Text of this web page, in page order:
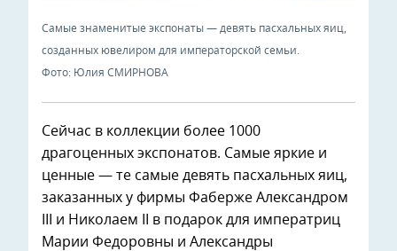
Самые знаменитые экспонаты — девять пасхальных яиц,
созданных ювелиром для императорской семьи.
Фото: Юлия СМИРНОВА
Сейчас в коллекции более 1000
драгоценных экспонатов. Самые яркие и
ценные — те самые девять пасхальных яиц,
заказанных у фирмы Фаберже Александром
III и Николаем II в подарок для императриц
Марии Федоровны и Александры